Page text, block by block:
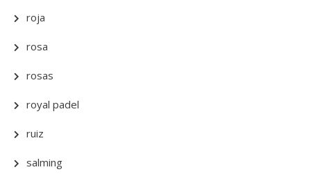
roja
rosa
rosas
royal padel
ruiz
salming